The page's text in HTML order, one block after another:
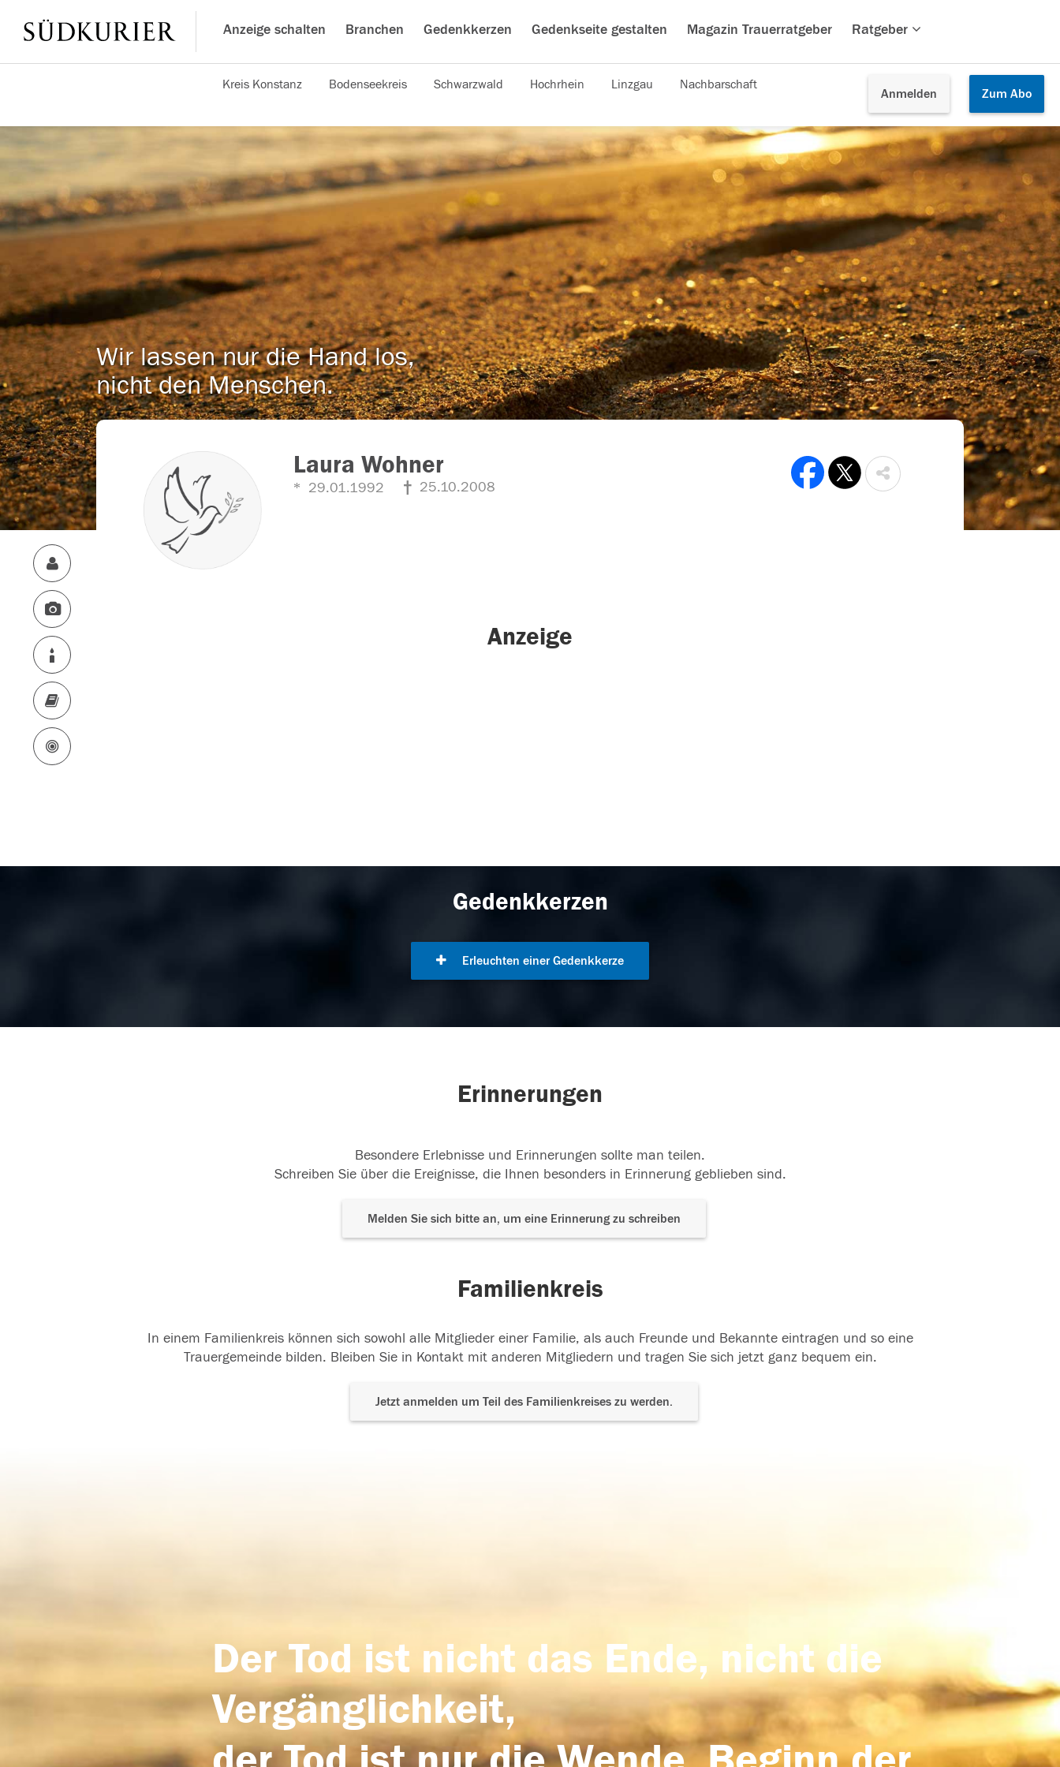
Anzeige schalten Branchen Gedenkkerzen Gedenkseite gestalten Magazin Trauerratgeber Ratgeber
Anmelden Zum Abo
Kreis Konstanz Bodenseekreis Schwarzwald Hochrhein Linzgau Nachbarschaft
Wir lassen nur die Hand los,
nicht den Menschen.
Laura Wohner
29.01.1992 25.10.2008
Anzeige
Gedenkkerzen
Erleuchten einer Gedenkkerze
Erinnerungen
Besondere Erlebnisse und Erinnerungen sollte man teilen.
Schreiben Sie über die Ereignisse, die Ihnen besonders in Erinnerung geblieben sind.
Melden Sie sich bitte an, um eine Erinnerung zu schreiben
Familienkreis
In einem Familienkreis können sich sowohl alle Mitglieder einer Familie, als auch Freunde und Bekannte eintragen und so eine
Trauergemeinde bilden. Bleiben Sie in Kontakt mit anderen Mitgliedern und tragen Sie sich jetzt ganz bequem ein.
Jetzt anmelden um Teil des Familienkreises zu werden.
Der Tod ist nicht das Ende, nicht die
Vergänglichkeit,